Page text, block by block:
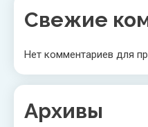
Свежие
Нет комментариев для
Архивы